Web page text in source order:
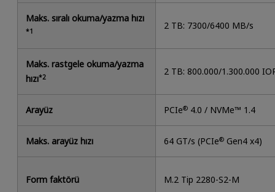
Maks. sıralı okuma/yazma hızı
*1 2 TB: 7300/6400 MB/s
Maks. rastgele okuma/yazma
hızı*2 2 TB: 800.000/1.300.000
Arayüz PCIe® 4.0 / NVMe™ 1.4
Maks. arayüz hızı 64 GT/s (PCIe® Gen4 x4)
Form faktörü M.2 Tip 2280-S2-M